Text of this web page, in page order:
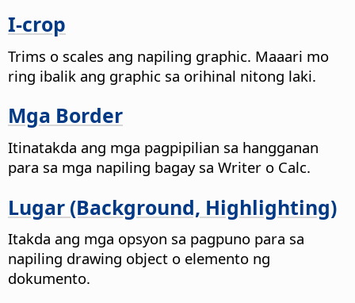
I-crop
Trims o scales ang napiling graphic. Maaari mo
ring ibalik ang graphic sa orihinal nitong laki.
Mga Border
Itinatakda ang mga pagpipilian sa hangganan
para sa mga napiling bagay sa Writer o Calc.
Lugar (Background, Highlighting)
Itakda ang mga opsyon sa pagpuno para sa
napiling drawing object o elemento ng
dokumento.